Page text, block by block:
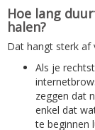
Hoe lang
halen?
Dat hangt sterk af
Als je
zeggen dat
enkel dat
te beginnen